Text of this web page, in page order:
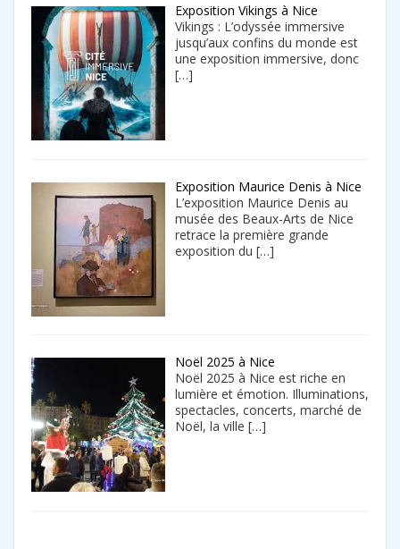
Exposition Vikings à Nice
Vikings : L’odyssée immersive
jusqu’aux confins du monde est
une exposition immersive, donc
[…]
Exposition Maurice Denis à Nice
L’exposition Maurice Denis au
musée des Beaux-Arts de Nice
retrace la première grande
exposition du […]
Noël 2025 à Nice
Noël 2025 à Nice est riche en
lumière et émotion. Illuminations,
spectacles, concerts, marché de
Noël, la ville […]